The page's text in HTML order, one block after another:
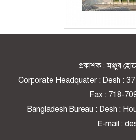
প্রকাশক : মঞ্জুর
Corporate Headquater : Desh :
Fax : 718-
Bangladesh Bureau : Desh :
E-mail :